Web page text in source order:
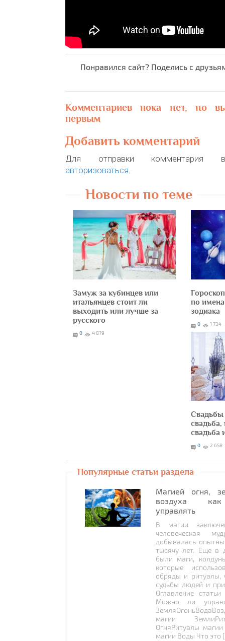
Понравился сайт? Поделись с
Комментариев пока нет, но
первым
Добавить комментарий
Для отправки комментария
авторизоваться.
Новости по теме
Замуж за кубинцев или
итальянцев стоит ли
выходить или лучше за
русского
0 4 879
по
зодиака
0 1 734
Свадьбы
свадьба,
свадьба
0 2 658
Популярные статьи раздела
Магией огня,
воздуха
управлять
В магии
человеческая
добывалась
тысячу лет. Еще в
были маги,
которые
обряды и ритуалы,
судьбы людей и
Оглавление
Можно ли
магии
ОгняРитуалы
магии Воды Что это